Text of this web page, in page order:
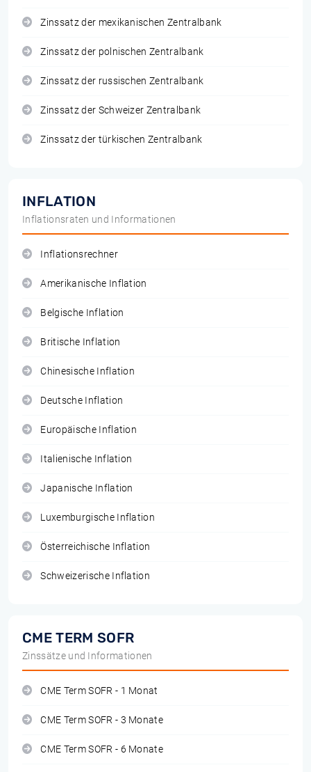
Zinssatz der mexikanischen Zentralbank
Zinssatz der polnischen Zentralbank
Zinssatz der russischen Zentralbank
Zinssatz der Schweizer Zentralbank
Zinssatz der türkischen Zentralbank
INFLATION
Inflationsraten und Informationen
Inflationsrechner
Amerikanische Inflation
Belgische Inflation
Britische Inflation
Chinesische Inflation
Deutsche Inflation
Europäische Inflation
Italienische Inflation
Japanische Inflation
Luxemburgische Inflation
Österreichische Inflation
Schweizerische Inflation
CME TERM SOFR
Zinssätze und Informationen
CME Term SOFR - 1 Monat
CME Term SOFR - 3 Monate
CME Term SOFR - 6 Monate